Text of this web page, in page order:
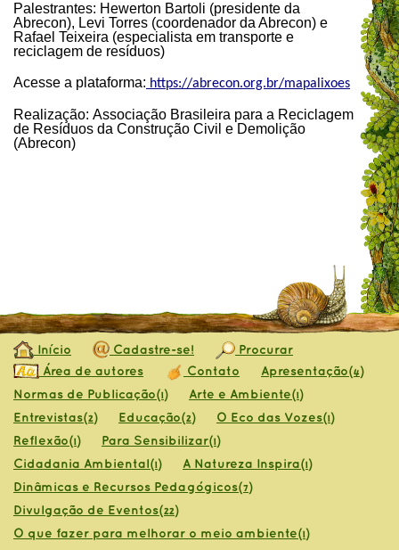
Palestrantes: Hewerton Bartoli (presidente da
Abrecon), Levi Torres (coordenador da Abrecon) e
Rafael Teixeira (especialista em transporte e
reciclagem de resíduos)
Acesse a plataforma: https://abrecon.org.br/mapalixoes
Realização: Associação Brasileira para a Reciclagem
de Resíduos da Construção Civil e Demolição
(Abrecon)
Início Cadastre-se!
Procurar
Área de autores
Contato Apresentação(4)
Normas de Publicação(1) Arte e Ambiente(1)
Entrevistas(2) Educação(2) O Eco das Vozes(1)
Reflexão(1) Para Sensibilizar(1)
Cidadania Ambiental(1) A Natureza Inspira(1)
Dinâmicas e Recursos Pedagógicos(7)
Divulgação de Eventos(22)
O que fazer para melhorar o meio ambiente(1)